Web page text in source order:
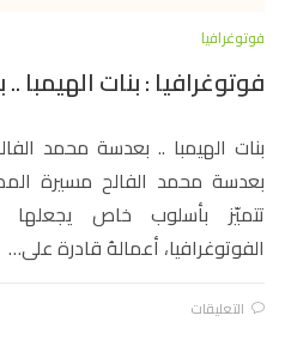
فوتوغرافيا
فوتوغرافيا : بنات
بنات الهيمبا .. بعدسة محمد
بعدسة محمد الفالح مسيرة
تتميّز بأسلوب خاص
الفوتوغرافيا، أعمالهُ قادرة على…
التعليقات